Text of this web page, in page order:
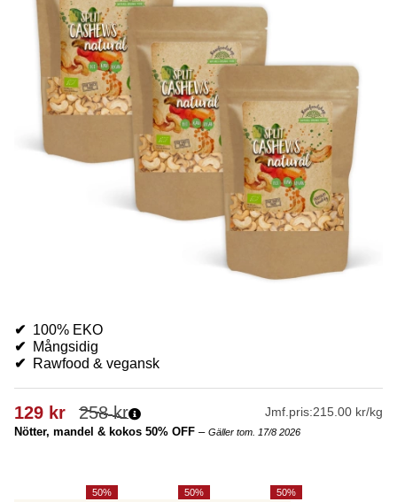
✔ 100% EKO
✔
Mångsidig
✔
Rawfood & vegansk
258kr
129 kr Jmf.pris:215.00 kr/kg
Nötter, mandel & kokos 50% OFF – Gäller tom. 17/8 2026
50 50 50